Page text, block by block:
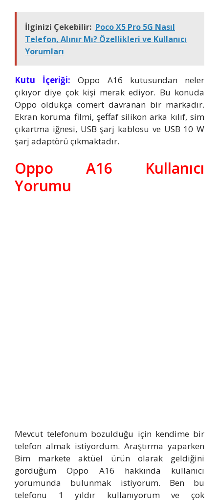
İlginizi Çekebilir: Poco X5 Pro 5G Nasıl
Telefon, Alınır Mı? Özellikleri ve Kullanıcı
Yorumları
Kutu İçeriği: Oppo A16 kutusundan neler
çıkıyor diye çok kişi merak ediyor. Bu konuda
Oppo oldukça cömert davranan bir markadır.
Ekran koruma filmi, şeffaf silikon arka kılıf, sim
çıkartma iğnesi, USB şarj kablosu ve USB 10 W
şarj adaptörü çıkmaktadır.
Oppo A16 Kullanıcı
Yorumu
Mevcut telefonum bozulduğu için kendime bir
telefon almak istiyordum. Araştırma yaparken
Bim markete aktüel ürün olarak geldiğini
gördüğüm Oppo A16 hakkında kullanıcı
yorumunda bulunmak istiyorum. Ben bu
telefonu 1 yıldır kullanıyorum ve çok